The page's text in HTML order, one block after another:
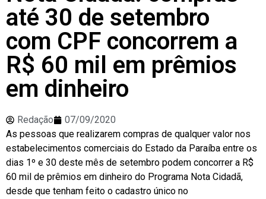
até 30 de setembro
com CPF concorrem a
R$ 60 mil em prêmios
em dinheiro
Redação
07/09/2020
As pessoas que realizarem compras de qualquer valor nos
estabelecimentos comerciais do Estado da Paraíba entre os
dias 1º e 30 deste mês de setembro podem concorrer a R$
60 mil de prêmios em dinheiro do Programa Nota Cidadã,
desde que tenham feito o cadastro único no